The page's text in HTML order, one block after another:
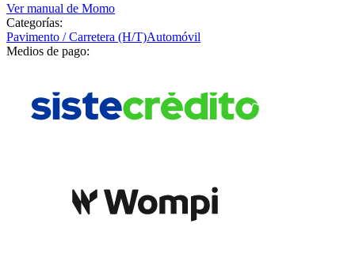
Ver manual de Momo
Categorías:
Pavimento / Carretera (H/T)Automóvil
Medios de pago: